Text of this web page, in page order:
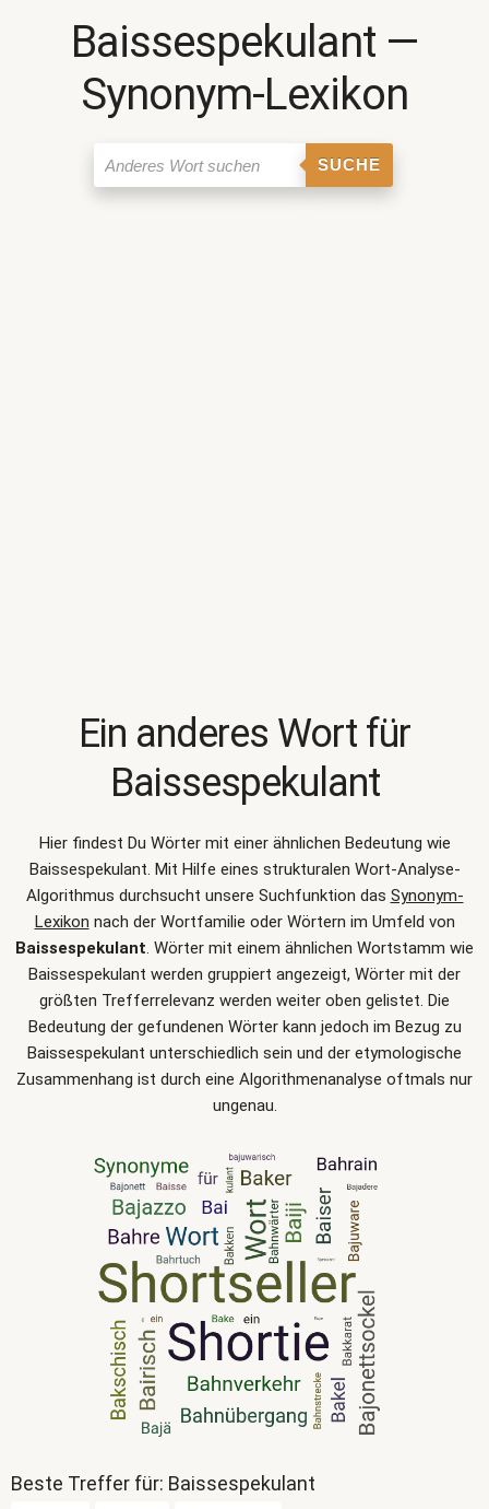
Baissespekulant ―
Synonym-Lexikon
SUCHE
Ein anderes Wort für
Baissespekulant
Hier findest Du Wörter mit einer ähnlichen Bedeutung wie
Baissespekulant. Mit Hilfe eines strukturalen Wort-Analyse-
Algorithmus durchsucht unsere Suchfunktion das Synonym-
Lexikon nach der Wortfamilie oder Wörtern im Umfeld von
Baissespekulant. Wörter mit einem ähnlichen Wortstamm wie
Baissespekulant werden gruppiert angezeigt, Wörter mit der
größten Trefferrelevanz werden weiter oben gelistet. Die
Bedeutung der gefundenen Wörter kann jedoch im Bezug zu
Baissespekulant unterschiedlich sein und der etymologische
Zusammenhang ist durch eine Algorithmenanalyse oftmals nur
ungenau.
Beste Treffer für: Baissespekulant